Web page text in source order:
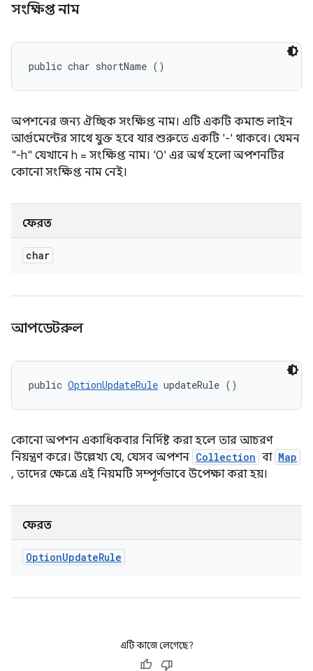
সংক্ষিপ্ত নাম
public char shortName ()
অপশনের জন্য ঐচ্ছিক সংক্ষিপ্ত নাম। এটি একটি কমান্ড লাইন
আর্গুমেন্টের সাথে যুক্ত হবে যার শুরুতে একটি '-' থাকবে। যেমন
"-h" যেখানে h = সংক্ষিপ্ত নাম। '0' এর অর্থ হলো অপশনটির
কোনো সংক্ষিপ্ত নাম নেই।
ফেরত
char
আপডেটরুল
public OptionUpdateRule updateRule ()
কোনো অপশন একাধিকবার নির্দিষ্ট করা হলে তার আচরণ
নিয়ন্ত্রণ করে। উল্লেখ্য যে, যেসব অপশন Collection বা Map
, তাদের ক্ষেত্রে এই নিয়মটি সম্পূর্ণভাবে উপেক্ষা করা হয়।
ফেরত
OptionUpdateRule
এটি কাজে লেগেছে?